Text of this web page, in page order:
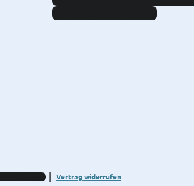
Newsletter abonnieren
Vertrag widerrufen